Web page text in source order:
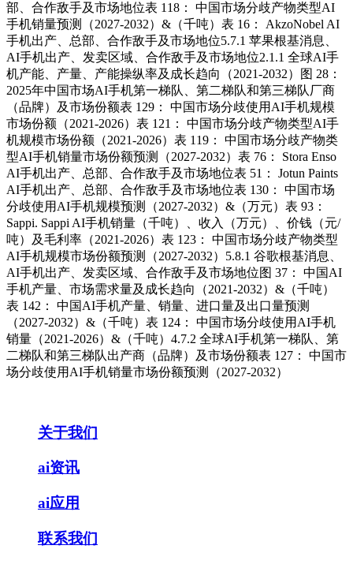
部、合作敌手及市场地位表 118： 中国市场分歧产物类型AI
手机销量预测（2027-2032）&（千吨）表 16： AkzoNobel AI
手机出产、总部、合作敌手及市场地位5.7.1 苹果根基消息、
AI手机出产、发卖区域、合作敌手及市场地位2.1.1 全球AI手
机产能、产量、产能操纵率及成长趋向（2021-2032）图 28：
2025年中国市场AI手机第一梯队、第二梯队和第三梯队厂商
（品牌）及市场份额表 129： 中国市场分歧使用AI手机规模
市场份额（2021-2026）表 121： 中国市场分歧产物类型AI手
机规模市场份额（2021-2026）表 119： 中国市场分歧产物类
型AI手机销量市场份额预测（2027-2032）表 76： Stora Enso
AI手机出产、总部、合作敌手及市场地位表 51： Jotun Paints
AI手机出产、总部、合作敌手及市场地位表 130： 中国市场
分歧使用AI手机规模预测（2027-2032）&（万元）表 93：
Sappi. Sappi AI手机销量（千吨）、收入（万元）、价钱（元/
吨）及毛利率（2021-2026）表 123： 中国市场分歧产物类型
AI手机规模市场份额预测（2027-2032）5.8.1 谷歌根基消息、
AI手机出产、发卖区域、合作敌手及市场地位图 37： 中国AI
手机产量、市场需求量及成长趋向（2021-2032）&（千吨）
表 142： 中国AI手机产量、销量、进口量及出口量预测
（2027-2032）&（千吨）表 124： 中国市场分歧使用AI手机
销量（2021-2026）&（千吨）4.7.2 全球AI手机第一梯队、第
二梯队和第三梯队出产商（品牌）及市场份额表 127： 中国市
场分歧使用AI手机销量市场份额预测（2027-2032）
关于我们
ai资讯
ai应用
联系我们